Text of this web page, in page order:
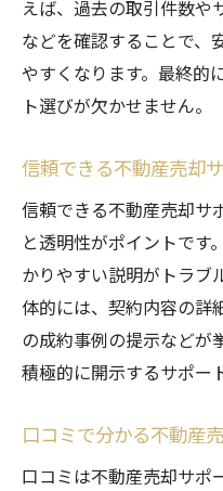
えば、過去の取引件数や
などを確認することで、
やすくなります。最終的
ト選びが欠かせません。
信頼できる不動産売却
信頼できる不動産売却サ
と透明性がポイントです
かりやすい説明がトラブ
体的には、契約内容の詳
の成約事例の提示などが
積極的に開示するサポー
口コミで分かる不動産
口コミは不動産売却サポ